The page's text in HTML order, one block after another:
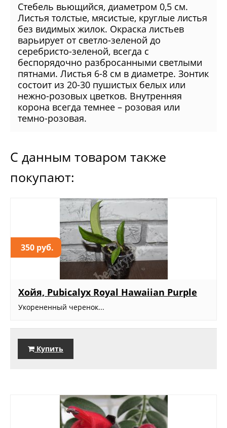
Стебель вьющийся, диаметром 0,5 см.
Листья толстые, мясистые, круглые листья
без видимых жилок. Окраска листьев
варьирует от светло-зеленой до
серебристо-зеленой, всегда с
беспорядочно разбросанными светлыми
пятнами. Листья 6-8 см в диаметре. Зонтик
состоит из 20-30 пушистых белых или
нежно-розовых цветков. Внутренняя
корона всегда темнее – розовая или
темно-розовая.
С данным товаром также
покупают:
350 руб.
Хойя, Pubicalyx Royal Hawaiian Purple
Укорененный черенок...
Купить